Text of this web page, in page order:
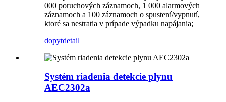
000 poruchových záznamoch, 1 000 alarmových
záznamoch a 100 záznamoch o spustení/vypnutí,
ktoré sa nestratia v prípade výpadku napájania;
dopytdetail
Systém riadenia detekcie plynu
AEC2302a